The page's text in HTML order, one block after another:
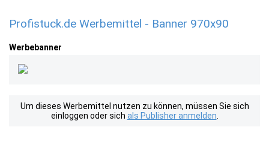
Profistuck.de Werbemittel - Banner 970x90
Werbebanner
Um dieses Werbemittel nutzen zu können, müssen Sie sich
einloggen oder sich als Publisher anmelden